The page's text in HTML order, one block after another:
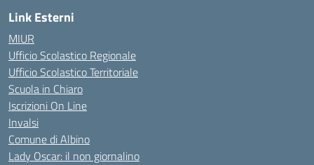
Link Esterni
MIUR
Ufficio Scolastico Regionale
Ufficio Scolastico Territoriale
Scuola in Chiaro
Iscrizioni On Line
Invalsi
Comune di Albino
Lady Oscar: il non giornalino